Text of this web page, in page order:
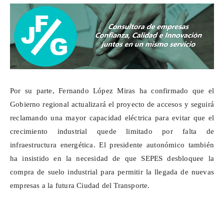
Por su parte, Fernando López Miras ha confirmado que el
Gobierno regional actualizará el proyecto de accesos y seguirá
reclamando una mayor capacidad eléctrica para evitar que el
crecimiento industrial quede limitado por falta de
infraestructura energética. El presidente autonómico también
ha insistido en la necesidad de que SEPES desbloquee la
compra de suelo industrial para permitir la llegada de nuevas
empresas a la futura Ciudad del Transporte.